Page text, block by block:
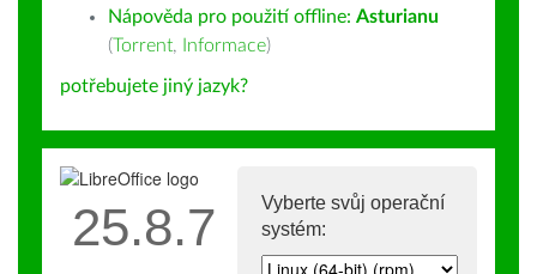
Nápověda pro použití offline: Asturianu
(Torrent, Informace)
potřebujete jiný jazyk?
Vyberte svůj operační
systém:
25.8.7